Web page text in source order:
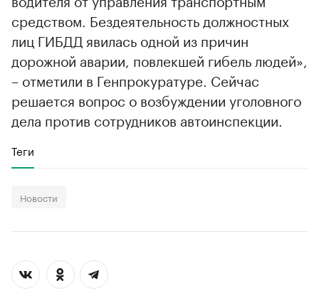
средством. Бездеятельность должностных
лиц ГИБДД явилась одной из причин
дорожной аварии, повлекшей гибель людей»,
– отметили в Генпрокуратуре. Сейчас
решается вопрос о возбуждении уголовного
дела против сотрудников автоинспекции.
Теги
Новости